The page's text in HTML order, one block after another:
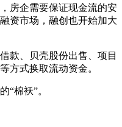
房企需要保证现金流的安
资市场，融创也开始加大
款、贝壳股份出售、项目
方式换取流动资金。
“棉袄”。